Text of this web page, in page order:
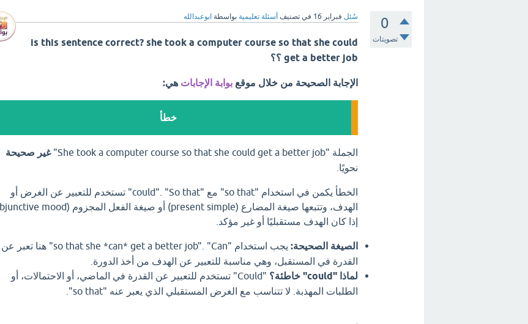
0
تصويتات
سُئل فبراير 16 في تصنيف أسئلة تعليمية بواسطة ابوعبدالله
is this sentence correct? she took a computer course so that she could
get a better job ؟؟
الإجابة الصحيحة من خلال موقع بوابة الإجابات هي:
خطأ
الجملة "She took a computer course so that she could get a better job" غير صحيحة
نحويًا.
الخطأ يكمن في استخدام "so that" مع "could". "So that" تستخدم للتعبير عن الغرض أو
إذا كان الهدف مستقبليًا أو غير مؤكد.
الصيغة الصحيحة:
يجب استخدام "so that she *can* get a better job". "Can" هنا تعبر عن
القدرة في المستقبل، وهي مناسبة للتعبير عن الهدف من أخذ الدورة.
لماذا "could" خاطئة؟
"Could" تستخدم للتعبير عن القدرة في الماضي، أو الاحتمالات، أو
الطلبات المهذبة. لا تتناسب مع الغرض المستقبلي الذي يعبر عنه "so that".